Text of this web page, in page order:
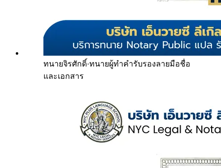
ทนายจิรศักดิ์·ทนายผู้ทำคำรับรองลายมือชื่อ
และเอกสาร